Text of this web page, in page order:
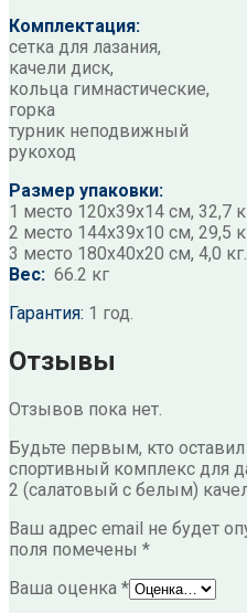
Комплектация:
сетка для лазания,
качели диск,
кольца гимнастические,
горка
турник неподвижный
рукоход
Размер упаковки:
1 место 120х39х14 см, 32,7
2 место 144х39х10 см, 29,5
3 место 180х40х20 см, 4,0 кг.
Вес: 66.2 кг
Гарантия: 1 год.
Отзывы
Отзывов пока нет.
Будьте первым, кто
спортивный комплекс для
2 (салатовый с белым)
Ваш адрес email не будет
поля помечены *
Ваша оценка *